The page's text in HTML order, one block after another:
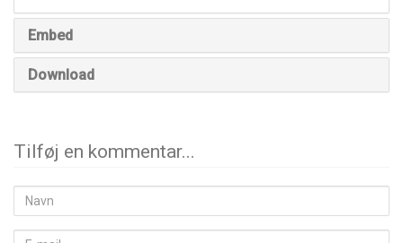
Embed
Download
Tilføj en kommentar...
Navn